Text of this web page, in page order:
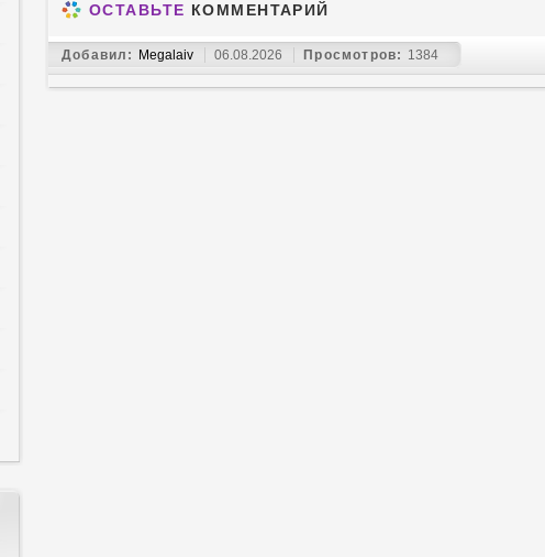
ОСТАВЬТЕ КОММЕНТАРИЙ
Добавил: Megalaiv 06.08.2026 Просмотров: 1384